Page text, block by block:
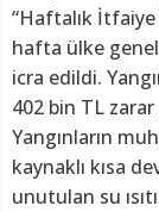
“Haftalık İtfaiye
hafta ülke
icra edildi.
402 bin TL
Yangınların
kaynaklı kısa
unutulan su